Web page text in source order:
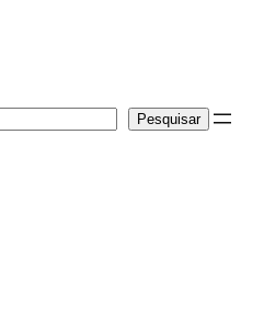
Pesquisar